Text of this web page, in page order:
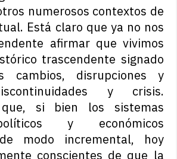
numerosos contextos de
Está claro que ya no nos
afirmar que vivimos
trascendente signado
cambios, disrupciones y
y crisis.
que, si bien los sistemas
y económicos
modo incremental, hoy
conscientes de que la